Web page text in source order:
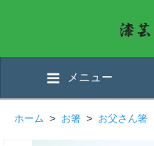
メニュー
ホーム > お箸 > お父さん箸